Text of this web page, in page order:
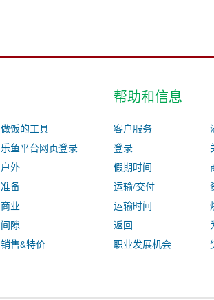
做饭的工具
乐鱼平台网页登录
户外
准备
商业
间隙
销售&特价
帮助和信息
客户服务
登录
假期时间
运输/交付
运输时间
返回
职业发展机会